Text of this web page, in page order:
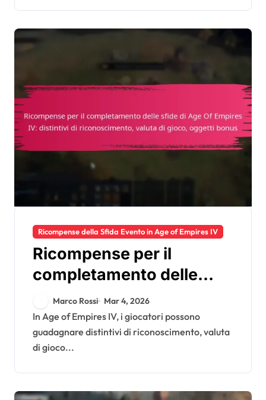
Ricompense della Sfida Evento in Age of Empires IV
Ricompense per il
completamento delle
sfide di Age Of Empires
IV: distintivi di
riconoscimento, valuta di
gioco, oggetti bonus
Marco Rossi Mar 4, 2026
In Age of Empires IV, i giocatori possono
guadagnare distintivi di riconoscimento, valuta
di gioco...